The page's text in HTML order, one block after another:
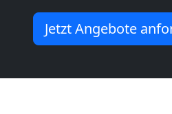
Jetzt Angebote
Mann